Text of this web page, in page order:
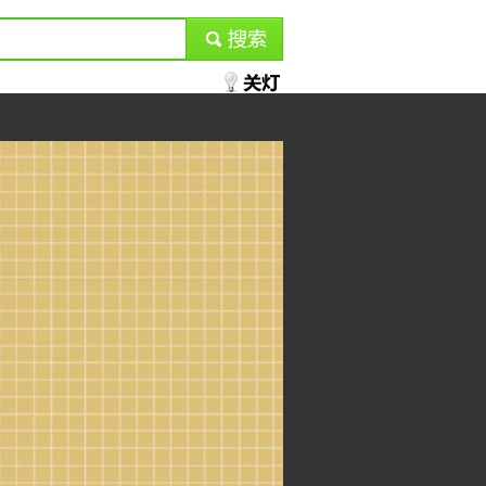
submit